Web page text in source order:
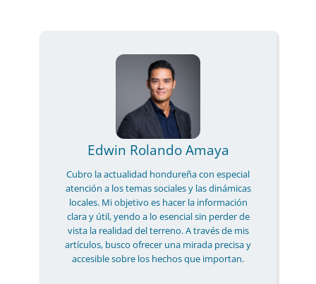
Edwin Rolando Amaya
Cubro la actualidad hondureña con especial
atención a los temas sociales y las dinámicas
locales. Mi objetivo es hacer la información
clara y útil, yendo a lo esencial sin perder de
vista la realidad del terreno. A través de mis
artículos, busco ofrecer una mirada precisa y
accesible sobre los hechos que importan.